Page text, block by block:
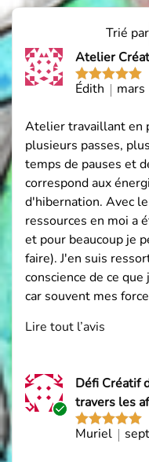
Trié par
Note5
sur
Atelier
Édith
Atelier travaillant en
plusieurs passes,
temps de pauses et
correspond aux
d'hibernation. Avec
ressources en moi a
et pour beaucoup je
faire). J'en suis
conscience de ce
car souvent mes
Lire tout l’avis
Acheteur
vérifiéNote5sur
Défi Créatif
travers les
Muriel